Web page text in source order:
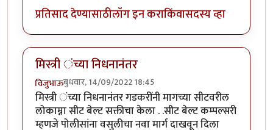
प्रतिसाद देण्यासाठीलॉग इन कराकिंवासदस्य व्हा
मिस्त्री ंच्या निधनानंतर
विजुभाऊबुधवार, 14/09/2022 18:45
मिस्त्री ंच्या निधनानंतर गडकरींनी मागच्या सीटवरील
लोकाम्ना सीट बेल्ट सक्तीचा केला . .सीट बेल्ट कम्पल्सरी
म्हणजे पोलीसांना वसुलीचा नवा मार्ग दाखवून दिला